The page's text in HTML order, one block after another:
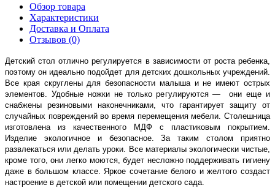
Обзор товара
Характеристики
Доставка и Оплата
Отзывов (0)
Детский стол отлично регулируется в зависимости от роста ребенка,
поэтому он идеально подойдет для детских дошкольных учреждений.
Все края скруглены для безопасности малыша и не имеют острых
элементов. Удобные ножки не только регулируются — они еще и
снабжены резиновыми наконечниками, что гарантирует защиту от
случайных повреждений во время перемещения мебели. Столешница
изготовлена из качественного МДФ с пластиковым покрытием.
Изделие экологичное и безопасное. За таким столом приятно
развлекаться или делать уроки. Все материалы экологически чистые,
кроме того, они легко моются, будет несложно поддерживать гигиену
даже в большом классе. Яркое сочетание белого и желтого создаст
настроение в детской или помещении детского сада.